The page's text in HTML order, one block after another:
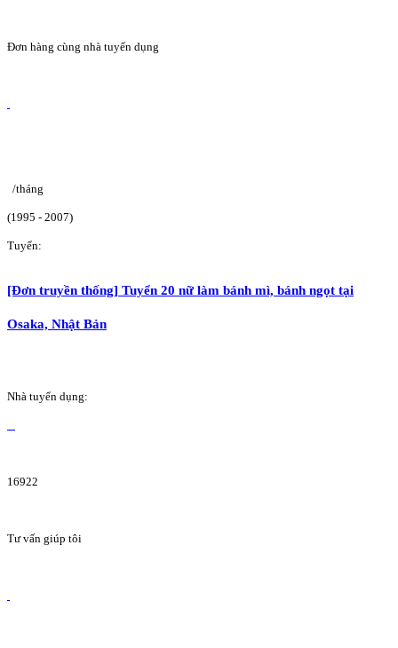
Đơn hàng cùng nhà tuyển dụng
/tháng
(1995 - 2007)
Tuyển:
[Đơn truyền thống] Tuyển 20 nữ làm bánh mì, bánh ngọt tại
Osaka, Nhật Bản
Nhà tuyển dụng:
16922
Tư vấn giúp tôi